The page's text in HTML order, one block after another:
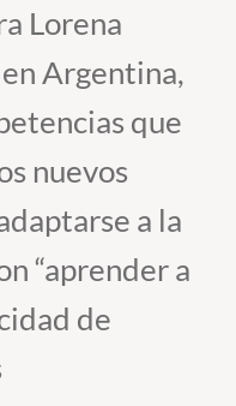
Lorena
Argentina,
que
nuevos
a la
“aprender a
de